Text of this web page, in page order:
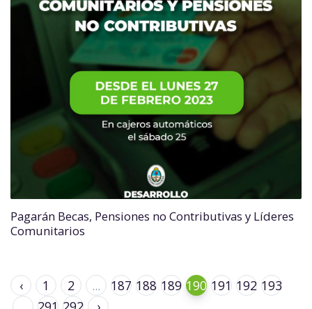
Pagarán Becas, Pensiones no Contributivas y Líderes
Comunitarios
‹ 1 2 ... 187 188 189 190 191 192 193